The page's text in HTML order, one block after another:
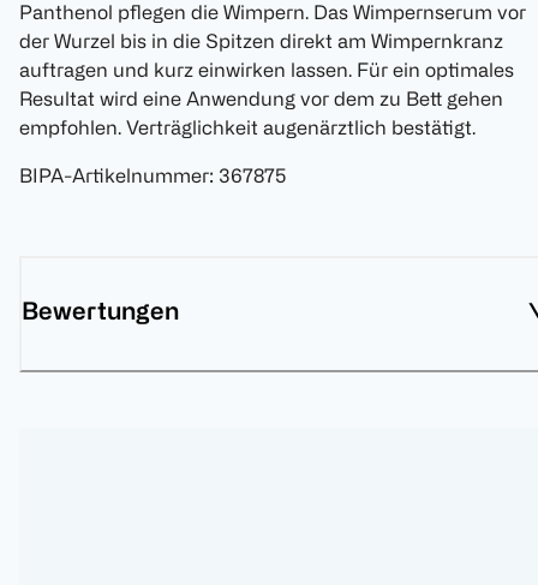
Panthenol pflegen die Wimpern. Das Wimpernserum vor
der Wurzel bis in die Spitzen direkt am Wimpernkranz
auftragen und kurz einwirken lassen. Für ein optimales
Resultat wird eine Anwendung vor dem zu Bett gehen
empfohlen. Verträglichkeit augenärztlich bestätigt.
BIPA-Artikelnummer: 367875
Bewertungen